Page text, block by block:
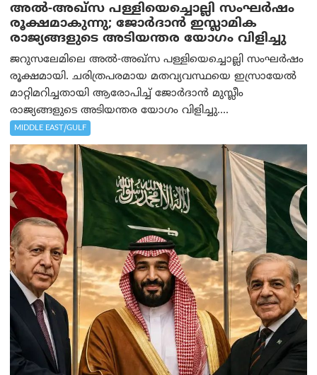
അൽ-അഖ്‌സ പള്ളിയെച്ചൊല്ലി സംഘർഷം
രൂക്ഷമാകുന്നു; ജോർദാൻ ഇസ്ലാമിക
രാജ്യങ്ങളുടെ അടിയന്തര യോഗം വിളിച്ചു
ജറുസലേമിലെ അൽ-അഖ്‌സ പള്ളിയെച്ചൊല്ലി സംഘർഷം
രൂക്ഷമായി. ചരിത്രപരമായ മതവ്യവസ്ഥയെ ഇസ്രായേൽ
മാറ്റിമറിച്ചതായി ആരോപിച്ച് ജോർദാൻ മുസ്ലീം
രാജ്യങ്ങളുടെ അടിയന്തര യോഗം വിളിച്ചു....
MIDDLE EAST/GULF